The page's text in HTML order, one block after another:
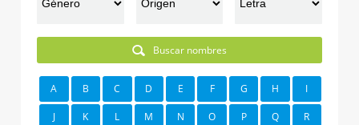
Buscar nombres
A B C D E F G H I
J K L M N O P Q R